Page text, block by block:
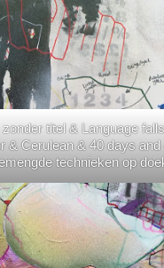
titel & Language
& Cerulean & 40 days and
technieken op